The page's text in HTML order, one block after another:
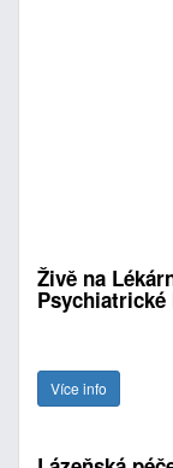
Živě na
Více info